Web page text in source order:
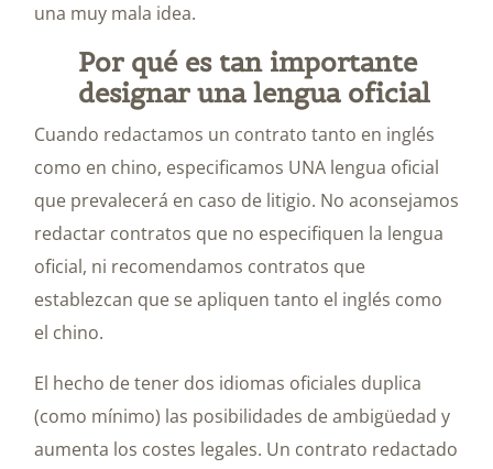
una muy mala idea.
Por qué es tan importante
designar una lengua oficial
Cuando redactamos un contrato tanto en inglés
como en chino, especificamos UNA lengua oficial
que prevalecerá en caso de litigio. No aconsejamos
redactar contratos que no especifiquen la lengua
oficial, ni recomendamos contratos que
establezcan que se apliquen tanto el inglés como
el chino.
El hecho de tener dos idiomas oficiales duplica
(como mínimo) las posibilidades de ambigüedad y
aumenta los costes legales. Un contrato redactado